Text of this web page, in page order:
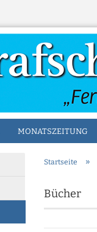
MONATSZEITUNG
Startseite »
Bücher